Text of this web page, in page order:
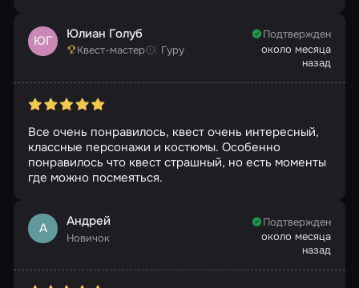
ЮГ Юлиан Голуб
Квест-мастер Гуру
Подтвержден
около месяца
назад
Все очень понравилось, квест очень интересный,
классные персонажи и костюмы. Особенно
понравилось что квест страшный, но есть моменты
где можно посмеяться.
А Андрей
Новичок
Подтвержден
около месяца
назад